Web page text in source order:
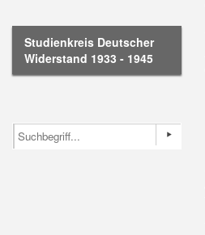
Studienkreis Deutscher
Widerstand 1933 - 1945